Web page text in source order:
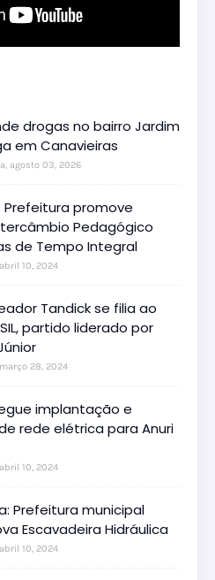
drogas no bairro Jardim
em Canavieiras
agosto 03, 2026
Prefeitura promove
Pedagógico
de Tempo Integral
10, 2024
Tandick se filia ao
partido liderado por
28, 2024
implantação e
rede elétrica para Anuri
10, 2024
Prefeitura municipal
Escavadeira Hidráulica
10, 2024